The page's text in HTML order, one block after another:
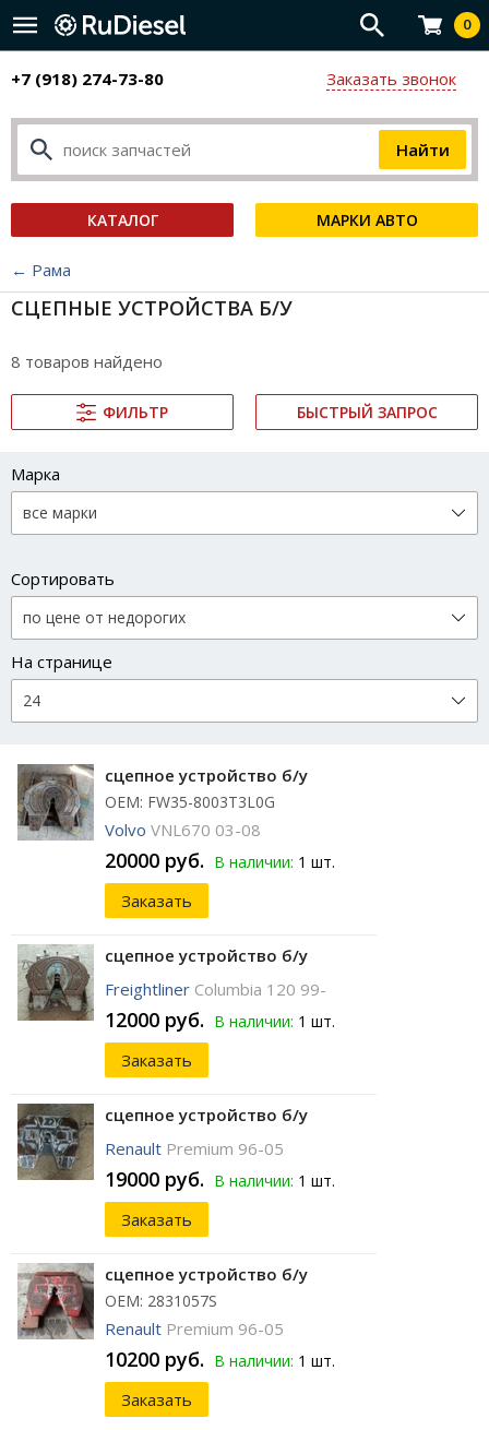
0
+7 (918) 274-73-80 Заказать звонок
КАТАЛОГ МАРКИ АВТО
← Рама
СЦЕПНЫЕ УСТРОЙСТВА Б/У
8 товаров найдено
ФИЛЬТР БЫСТРЫЙ ЗАПРОС
Марка
Сортировать
На странице
сцепное устройство б/у
ОЕМ: FW35-8003T3L0G
Volvo VNL670 03-08
20000 руб. В наличии: 1 шт.
Заказать
сцепное устройство б/у
Freightliner Columbia 120 99-
12000 руб. В наличии: 1 шт.
Заказать
сцепное устройство б/у
Renault Premium 96-05
19000 руб. В наличии: 1 шт.
Заказать
сцепное устройство б/у
ОЕМ: 2831057S
Renault Premium 96-05
10200 руб. В наличии: 1 шт.
Заказать